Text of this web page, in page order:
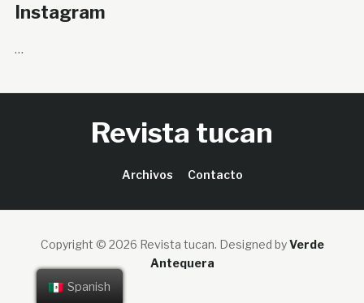
Instagram
…
Revista tucan
Archivos Contacto
Copyright © 2026 Revista tucan. Designed byVerde
Antequera
Spanish